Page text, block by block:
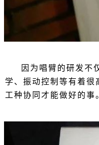
因为唱臂的研发不
学、振动控制等有着很
工种协同才能做好的事